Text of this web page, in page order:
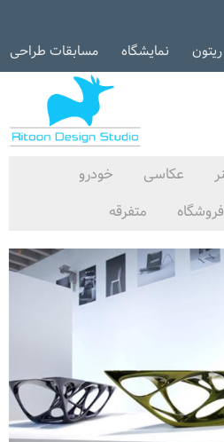
نمایشگاه مسابقات طراحی
عکاسی
خودرو
فروشگاه متفرقه